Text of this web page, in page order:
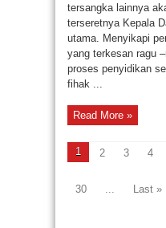
tersangka lainnya
terseretnya Kepala
utama. Menyikapi
yang terkesan ragu
proses penyidikan
fihak ...
Read More »
1 2 3 4
30
Last »